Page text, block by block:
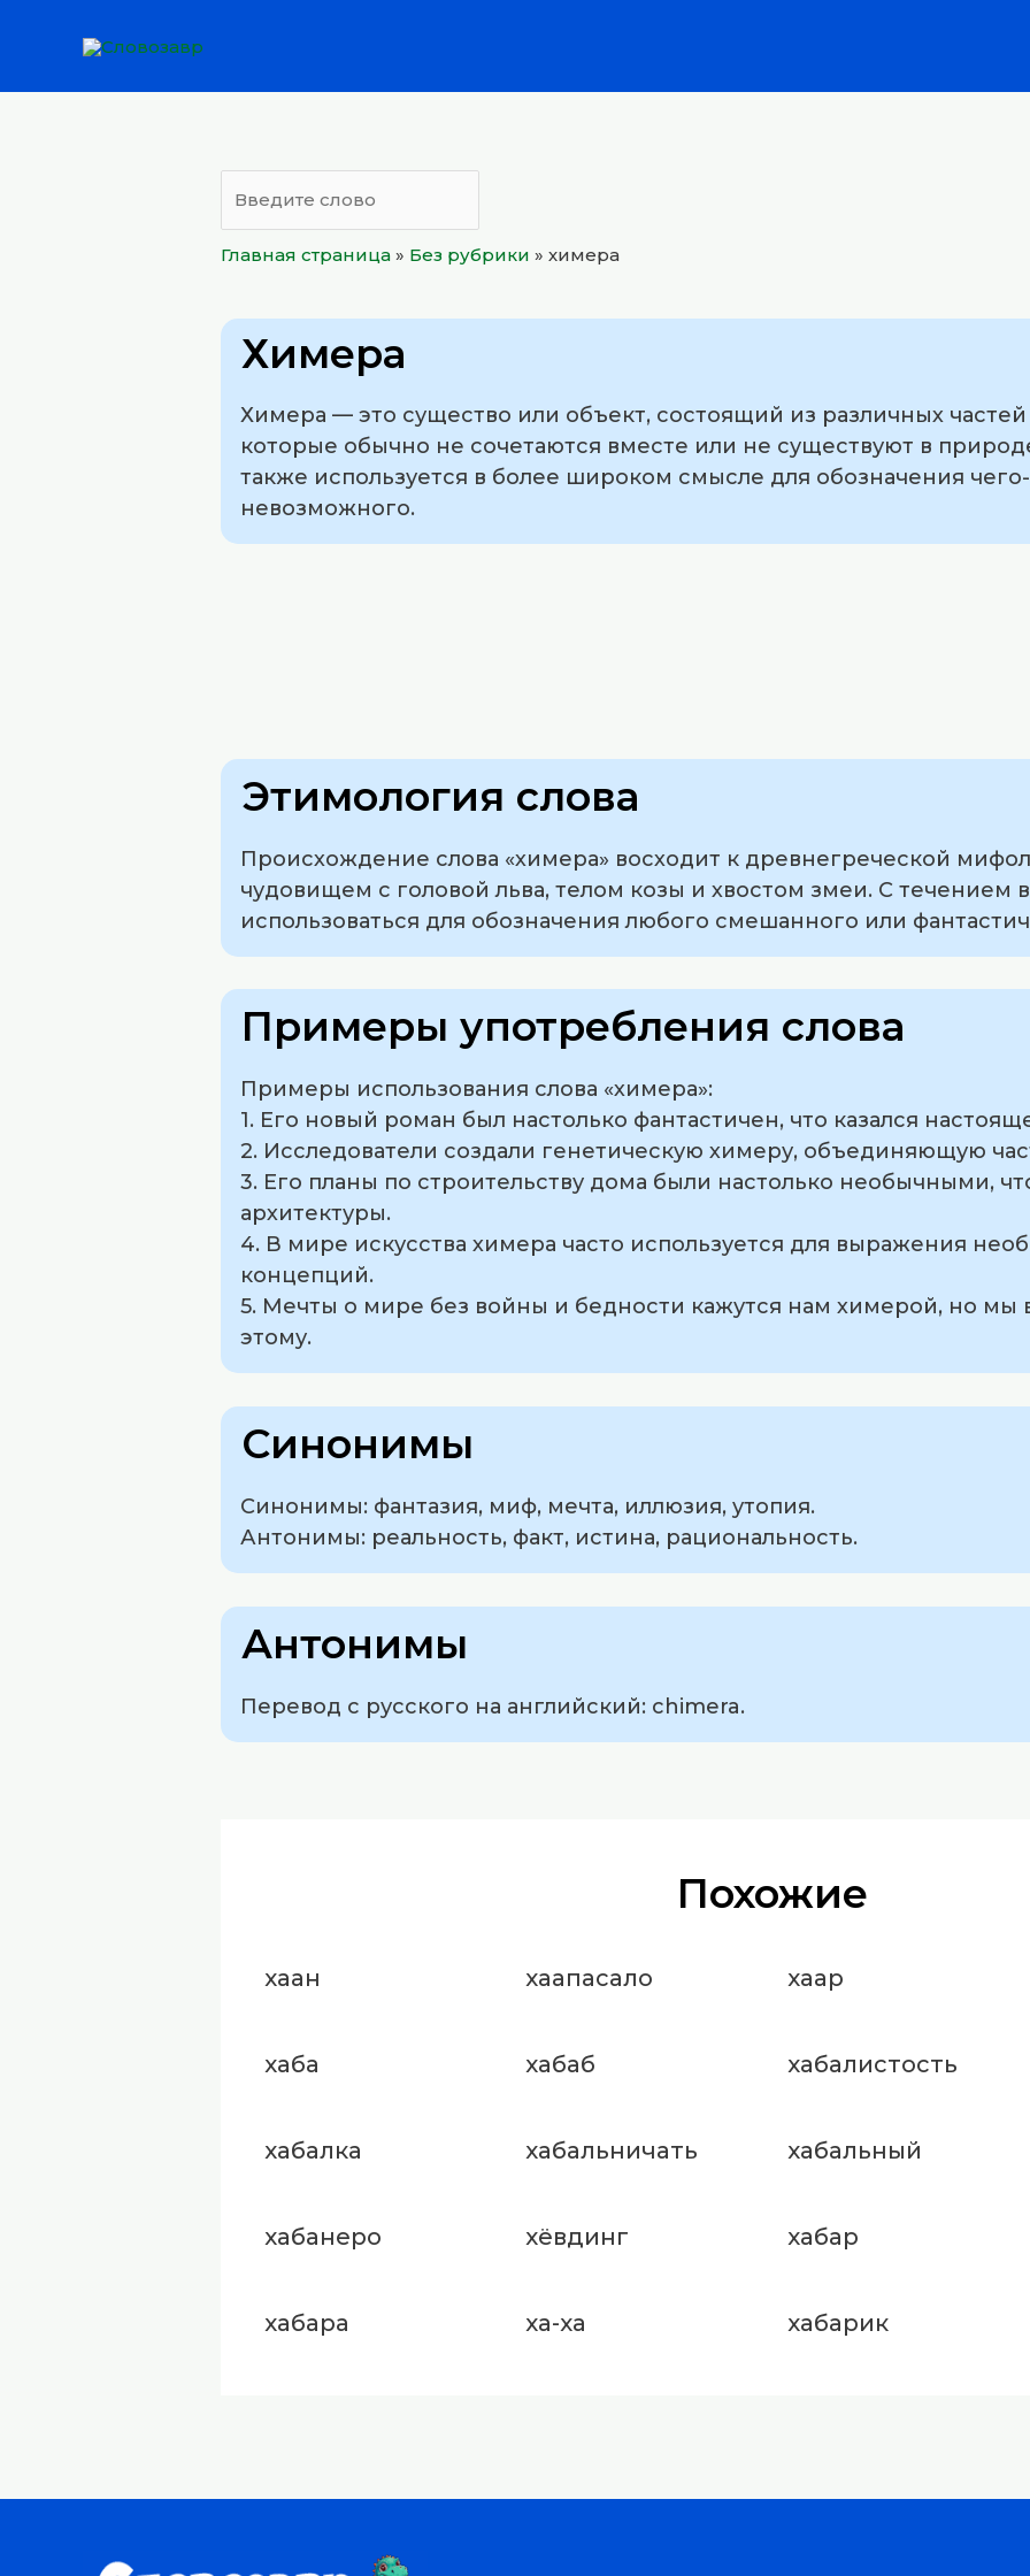
Главная страница » Без рубрики » химера
Химера
Химера — это существо или объект, состоящий из различных
которые обычно не сочетаются вместе или не существуют в
также используется в более широком смысле для обозначения
невозможного.
Этимология слова
Происхождение слова «химера» восходит к древнегреческой
чудовищем с головой льва, телом козы и хвостом змеи. С течением
использоваться для обозначения любого смешанного или
Примеры употребления слова
Примеры использования слова «химера»:
1. Его новый роман был настолько фантастичен, что казался
2. Исследователи создали генетическую химеру, объединяющую
3. Его планы по строительству дома были настолько необычными,
архитектуры.
4. В мире искусства химера часто используется для выражения
концепций.
5. Мечты о мире без войны и бедности кажутся нам химерой, но мы
этому.
Синонимы
Синонимы: фантазия, миф, мечта, иллюзия, утопия.
Антонимы: реальность, факт, истина, рациональность.
Антонимы
Перевод с русского на английский: chimera.
Похожие
хаан хаапасало хаар
хаба хабаб хабалистость
хабалка хабальничать хабальный
хабанеро хёвдинг хабар
хабара ха-ха хабарик